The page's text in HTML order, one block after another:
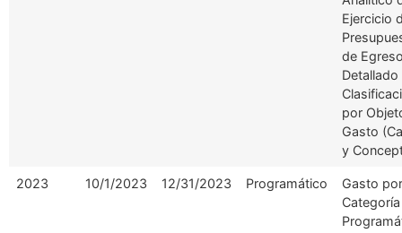
Ejercicio
de
Detallado
por
Gasto
y
2023 10/1/2023 12/31/2023 Programático
Gasto por
Categoría